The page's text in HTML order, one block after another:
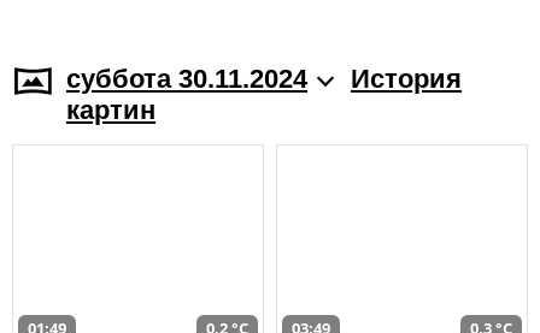
суббота 30.11.2024
История
картин
01:49 0,2 °C 03:49 0,3 °C